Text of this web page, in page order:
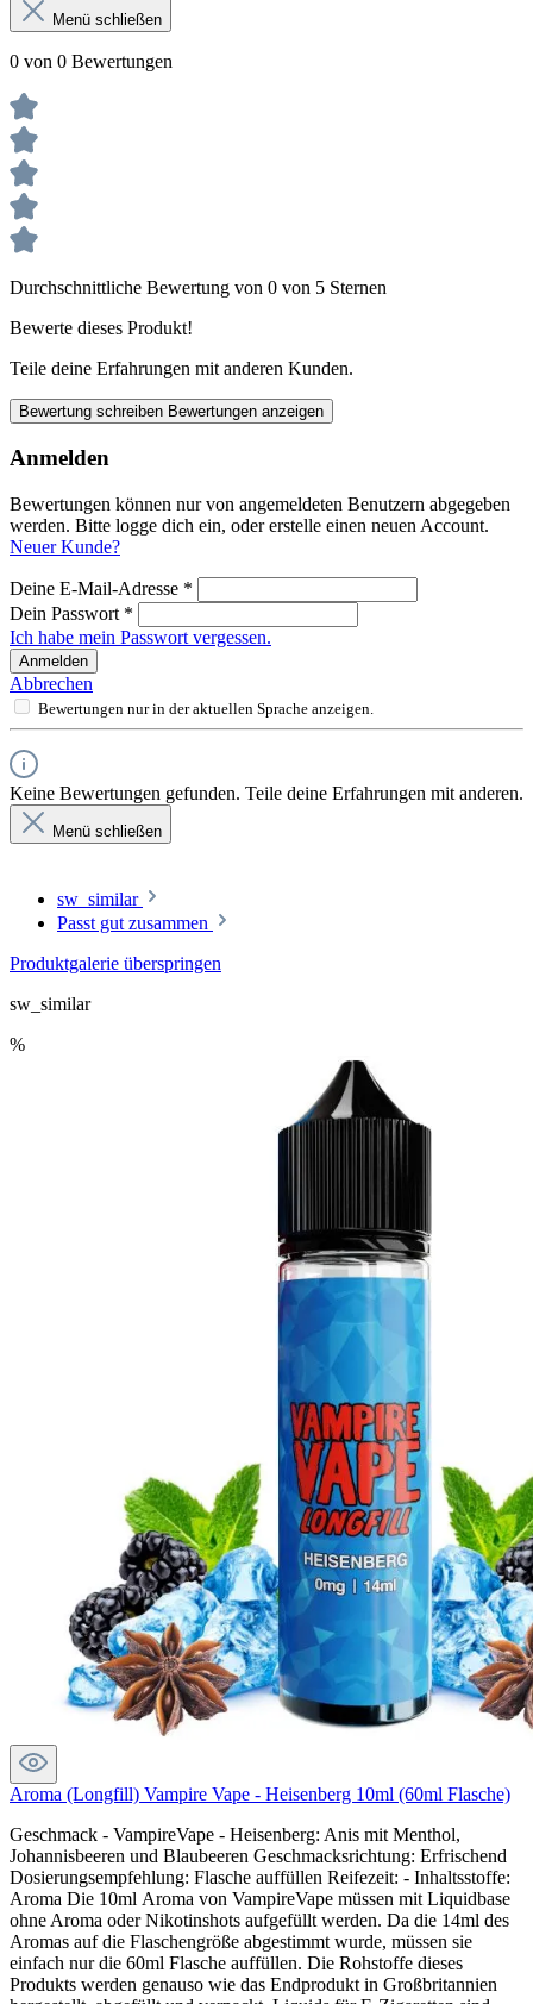
Menü schließen
0 von 0 Bewertungen
Durchschnittliche Bewertung von 0 von 5 Sternen
Bewerte dieses Produkt!
Teile deine Erfahrungen mit anderen Kunden.
Bewertung schreiben Bewertungen anzeigen
Anmelden
Bewertungen können nur von angemeldeten Benutzern abgegeben
werden. Bitte logge dich ein, oder erstelle einen neuen Account.
Neuer Kunde?
Deine E-Mail-Adresse *
Dein Passwort *
Ich habe mein Passwort vergessen.
Anmelden
Abbrechen
Bewertungen nur in der aktuellen Sprache anzeigen.
Keine Bewertungen gefunden. Teile deine Erfahrungen mit anderen.
Menü schließen
sw_similar
Passt gut zusammen
Produktgalerie überspringen
sw_similar
%
Aroma (Longfill) Vampire Vape - Heisenberg 10ml (60ml Flasche)
Geschmack - VampireVape - Heisenberg: Anis mit Menthol,
Johannisbeeren und Blaubeeren Geschmacksrichtung: Erfrischend
Dosierungsempfehlung: Flasche auffüllen Reifezeit: - Inhaltsstoffe:
Aroma Die 10ml Aroma von VampireVape müssen mit Liquidbase
ohne Aroma oder Nikotinshots aufgefüllt werden. Da die 14ml des
Aromas auf die Flaschengröße abgestimmt wurde, müssen sie
einfach nur die 60ml Flasche auffüllen. Die Rohstoffe dieses
Produkts werden genauso wie das Endprodukt in Großbritannien